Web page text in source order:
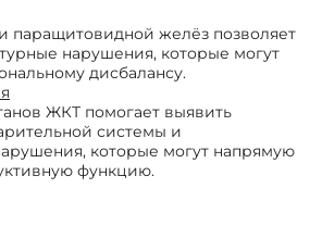
желёз позволяет
нарушения, которые могут
дисбалансу.
ЖКТ помогает выявить
системы и
которые могут напрямую
функцию.